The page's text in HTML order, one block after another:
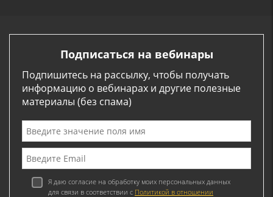
Подписаться на вебинары
Подпишитесь на рассылку, чтобы получать
информацию о вебинарах и другие полезные
материалы (без спама)
Я даю согласие на обработку моих персональных данных
для связи в соответствии с Политикой в отношении